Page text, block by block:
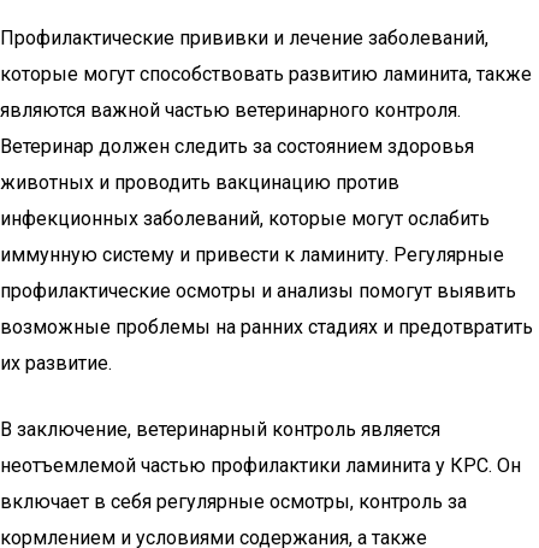
Профилактические прививки и лечение заболеваний,
которые могут способствовать развитию ламинита, также
являются важной частью ветеринарного контроля.
Ветеринар должен следить за состоянием здоровья
животных и проводить вакцинацию против
инфекционных заболеваний, которые могут ослабить
иммунную систему и привести к ламиниту. Регулярные
профилактические осмотры и анализы помогут выявить
возможные проблемы на ранних стадиях и предотвратить
их развитие.
В заключение, ветеринарный контроль является
неотъемлемой частью профилактики ламинита у КРС. Он
включает в себя регулярные осмотры, контроль за
кормлением и условиями содержания, а также